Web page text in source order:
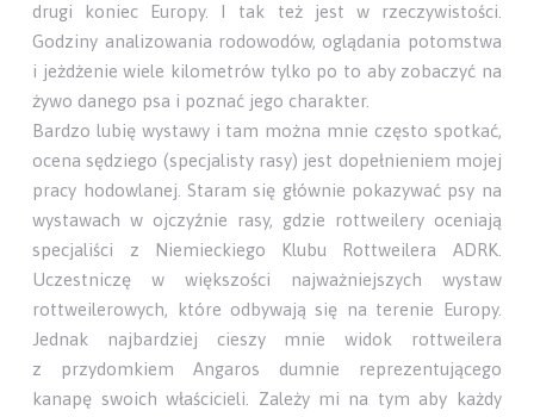
drugi koniec Europy. I tak też jest w rzeczywistości.
Godziny analizowania rodowodów, oglądania potomstwa
i jeżdżenie wiele kilometrów tylko po to aby zobaczyć na
żywo danego psa i poznać jego charakter.
Bardzo lubię wystawy i tam można mnie często spotkać,
ocena sędziego (specjalisty rasy) jest dopełnieniem mojej
pracy hodowlanej. Staram się głównie pokazywać psy na
wystawach w ojczyźnie rasy, gdzie rottweilery oceniają
specjaliści z Niemieckiego Klubu Rottweilera ADRK.
Uczestniczę w większości najważniejszych wystaw
rottweilerowych, które odbywają się na terenie Europy.
Jednak najbardziej cieszy mnie widok rottweilera
z przydomkiem Angaros dumnie reprezentującego
kanapę swoich właścicieli. Zależy mi na tym aby każdy